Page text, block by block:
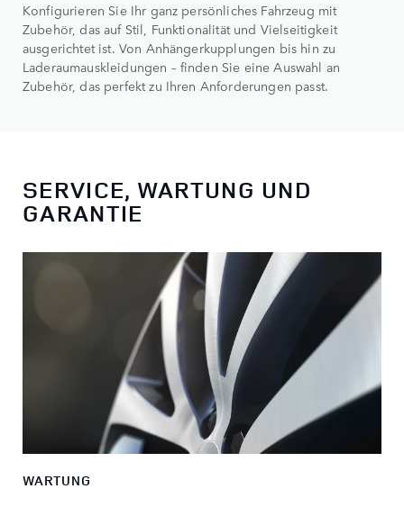
Konfigurieren Sie Ihr ganz persönliches Fahrzeug mit
Zubehör, das auf Stil, Funktionalität und Vielseitigkeit
ausgerichtet ist. Von Anhängerkupplungen bis hin zu
Laderaumauskleidungen – finden Sie eine Auswahl an
Zubehör, das perfekt zu Ihren Anforderungen passt.
SERVICE, WARTUNG UND
GARANTIE
WARTUNG